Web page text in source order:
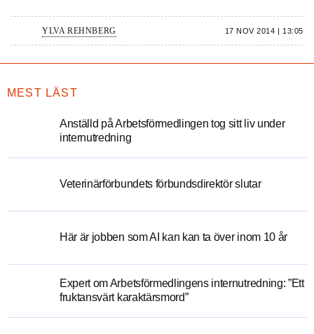
YLVA REHNBERG 17 NOV 2014 | 13:05
MEST LÄST
Anställd på Arbetsförmedlingen tog sitt liv under
internutredning
Veterinärförbundets förbundsdirektör slutar
Här är jobben som AI kan kan ta över inom 10 år
Expert om Arbetsförmedlingens internutredning: ”Ett
fruktansvärt karaktärsmord”